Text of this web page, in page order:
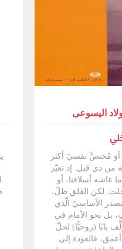
اليسوعى
أو مُختصٍّ نفسيّ أكثر
من ذي قبل. إذ تغيّر
عاشه أسلافنا، أو
خلت. لكن القلق ظلّ،
الأساسيّ الّذي
بل نحو الأمام في
بابًا (روحيًّا) لحلّ
فالعودة إلى